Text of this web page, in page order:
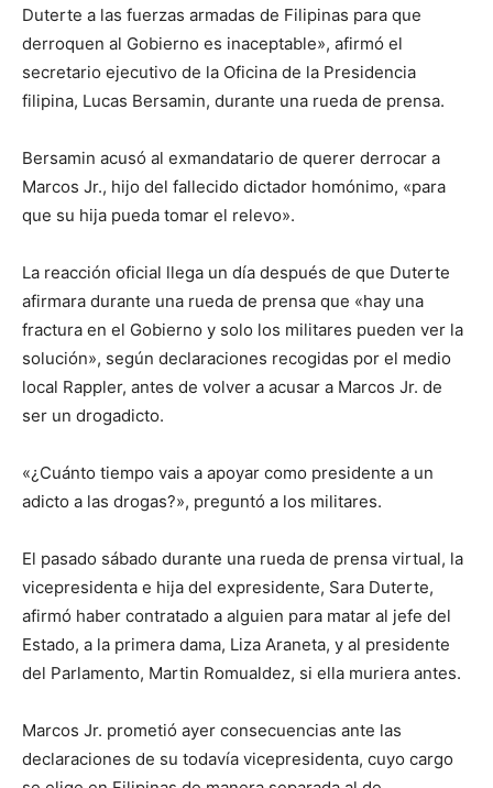
Duterte a las fuerzas armadas de Filipinas para que
derroquen al Gobierno es inaceptable», afirmó el
secretario ejecutivo de la Oficina de la Presidencia
filipina, Lucas Bersamin, durante una rueda de prensa.
Bersamin acusó al exmandatario de querer derrocar a
Marcos Jr., hijo del fallecido dictador homónimo, «para
que su hija pueda tomar el relevo».
La reacción oficial llega un día después de que Duterte
afirmara durante una rueda de prensa que «hay una
fractura en el Gobierno y solo los militares pueden ver la
solución», según declaraciones recogidas por el medio
local Rappler, antes de volver a acusar a Marcos Jr. de
ser un drogadicto.
«¿Cuánto tiempo vais a apoyar como presidente a un
adicto a las drogas?», preguntó a los militares.
El pasado sábado durante una rueda de prensa virtual, la
vicepresidenta e hija del expresidente, Sara Duterte,
afirmó haber contratado a alguien para matar al jefe del
Estado, a la primera dama, Liza Araneta, y al presidente
del Parlamento, Martin Romualdez, si ella muriera antes.
Marcos Jr. prometió ayer consecuencias ante las
declaraciones de su todavía vicepresidenta, cuyo cargo